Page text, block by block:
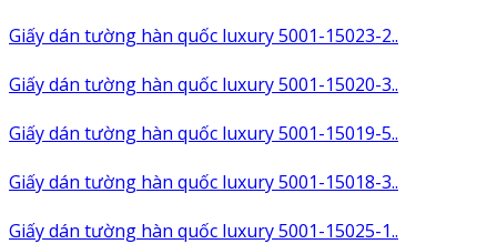
Giấy dán tường hàn quốc luxury 5001-15023-2..
Giấy dán tường hàn quốc luxury 5001-15020-3..
Giấy dán tường hàn quốc luxury 5001-15019-5..
Giấy dán tường hàn quốc luxury 5001-15018-3..
Giấy dán tường hàn quốc luxury 5001-15025-1..